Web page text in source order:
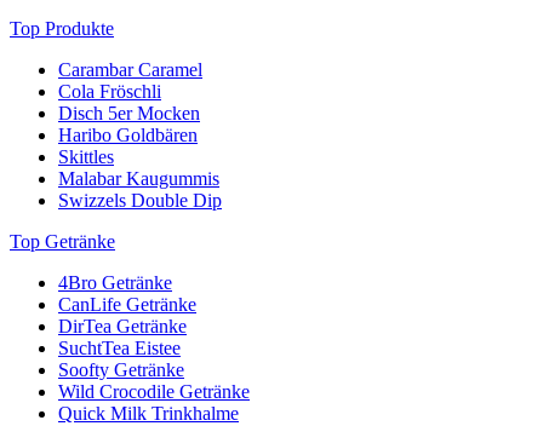
Top Produkte
Carambar Caramel
Cola Fröschli
Disch 5er Mocken
Haribo Goldbären
Skittles
Malabar Kaugummis
Swizzels Double Dip
Top Getränke
4Bro Getränke
CanLife Getränke
DirTea Getränke
SuchtTea Eistee
Soofty Getränke
Wild Crocodile Getränke
Quick Milk Trinkhalme